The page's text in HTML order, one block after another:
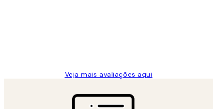
Veja mais avaliações aqui